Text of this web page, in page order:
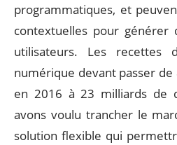
programmatiques, et
contextuelles pour générer
utilisateurs. Les recettes
numérique devant passer
en 2016 à 23 milliards de
avons voulu trancher le
solution flexible qui